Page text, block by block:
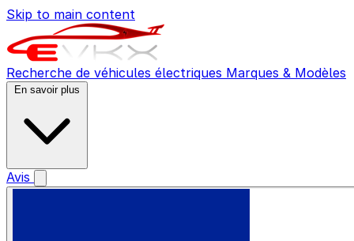
Skip to main content
Recherche de véhicules électriques Marques & Modèles
En savoir plus
Avis